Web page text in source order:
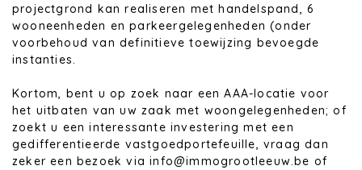
projectgrond kan realiseren met handelspand, 6
wooneenheden en parkeergelegenheden (onder
voorbehoud van definitieve toewijzing bevoegde
instanties.
Kortom, bent u op zoek naar een AAA-locatie voor
het uitbaten van uw zaak met woongelegenheden; of
zoekt u een interessante investering met een
gedifferentieerde vastgoedportefeuille, vraag dan
zeker een bezoek via info@immogrootleeuw.be of